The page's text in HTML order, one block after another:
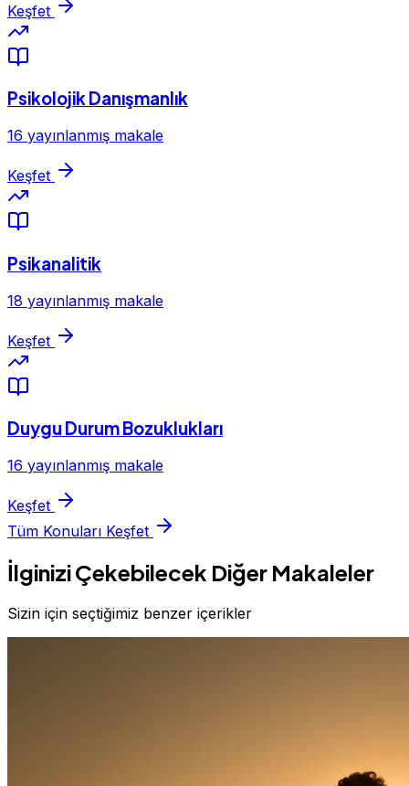
Keşfet
Psikolojik Danışmanlık
16 yayınlanmış makale
Keşfet
Psikanalitik
18 yayınlanmış makale
Keşfet
Duygu Durum Bozuklukları
16 yayınlanmış makale
Keşfet
Tüm Konuları Keşfet
İlginizi Çekebilecek Diğer Makaleler
Sizin için seçtiğimiz benzer içerikler